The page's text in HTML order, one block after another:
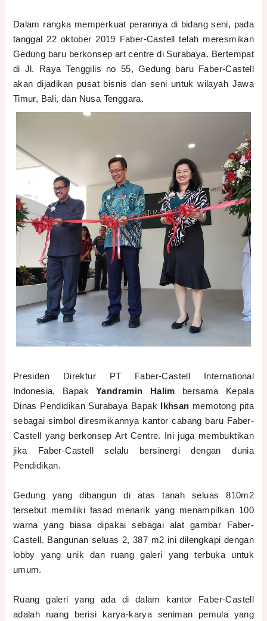
Dalam rangka memperkuat perannya di bidang seni, pada
tanggal 22 oktober 2019 Faber-Castell telah meresmikan
Gedung baru berkonsep art centre di Surabaya. Bertempat
di Jl. Raya Tenggilis no 55, Gedung baru Faber-Castell
akan dijadikan pusat bisnis dan seni untuk wilayah Jawa
Timur, Bali, dan Nusa Tenggara.
Presiden Direktur PT Faber-Castell International
Indonesia, BapakYandramin Halim bersama Kepala
Dinas Pendidikan Surabaya Bapak Ikhsan memotong pita
sebagai simbol diresmikannya kantor cabang baru Faber-
Castell yang berkonsep Art Centre. Ini juga membuktikan
jika Faber-Castell selalu bersinergi dengan dunia
Pendidikan.
Gedung yang dibangun di atas tanah seluas 810m2
tersebut memiliki fasad menarik yang menampilkan 100
warna yang biasa dipakai sebagai alat gambar Faber-
Castell. Bangunan seluas 2, 387 m2 ini dilengkapi dengan
lobby yang unik dan ruang galeri yang terbuka untuk
umum.
Ruang galeri yang ada di dalam kantor Faber-Castell
adalah ruang berisi karya-karya seniman pemula yang